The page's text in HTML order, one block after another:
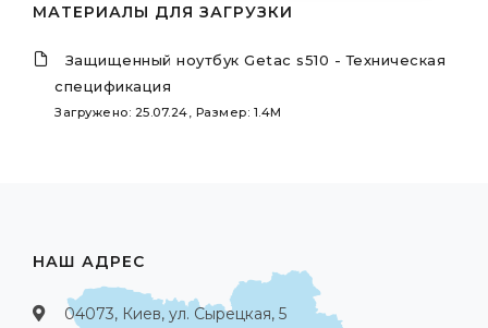
МАТЕРИАЛЫ ДЛЯ ЗАГРУЗКИ
Защищенный ноутбук Getac s510 - Техническая
спецификация
Загружено: 25.07.24, Размер: 1.4M
НАШ АДРЕС
04073, Киев, ул. Сырецкая, 5